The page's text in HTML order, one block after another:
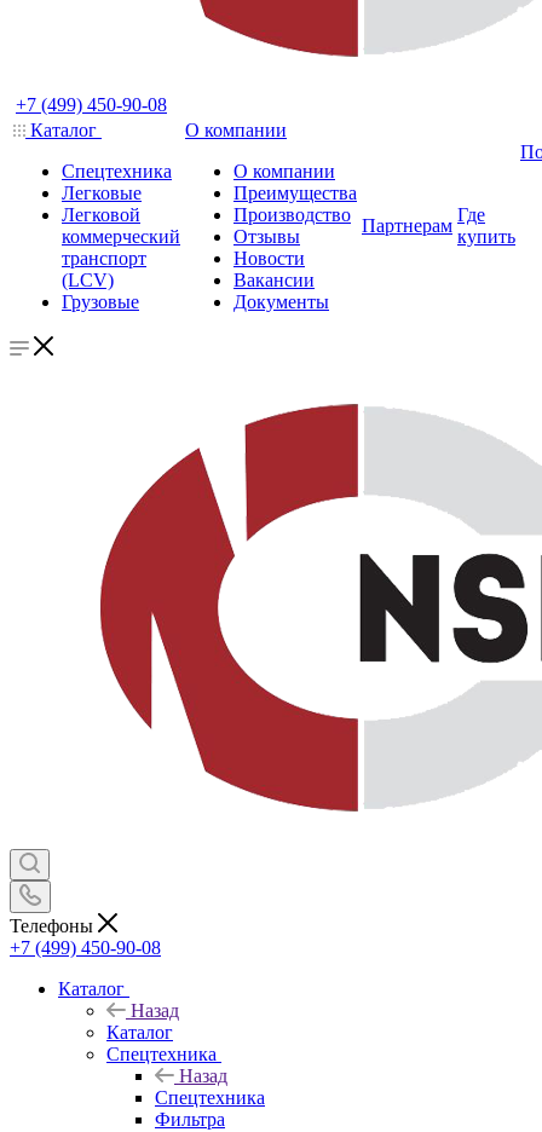
+7 (499) 450-90-08
Каталог
Спецтехника
Легковые
Легковой
коммерческий
транспорт
(LCV)
Грузовые
О компании
О компании
Преимущества
Производство
Отзывы
Новости
Вакансии
Документы
Партнерам
Где
купить
Телефоны
+7 (499) 450-90-08
Каталог
Назад
Каталог
Спецтехника
Назад
Спецтехника
Фильтра